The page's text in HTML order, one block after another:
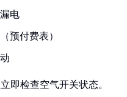
电
预付费表）
即检查空气开关状态。